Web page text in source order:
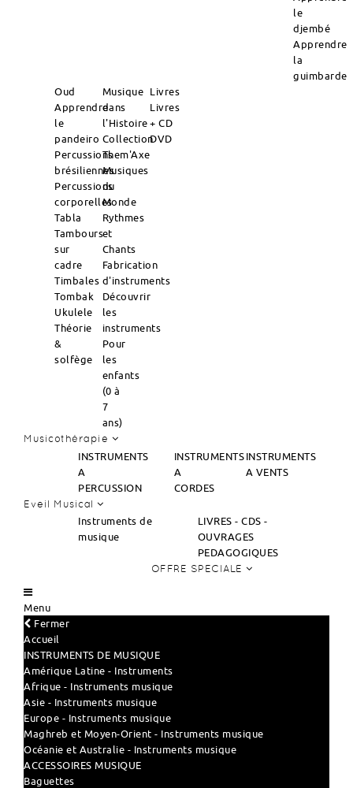
le
djembé
Apprendre
la
guimbarde
Oud
Apprendre
le
pandeiro
Percussions
brésiliennes
Percussions
corporelles
Tabla
Tambours
sur
cadre
Timbales
Tombak
Ukulele
Théorie
&
solfège
Musique
dans
l'Histoire
Collection
Them'Axe
Musiques
du
Monde
Rythmes
et
Chants
Fabrication
d'instruments
Découvrir
les
instruments
Pour
les
enfants
(0 à
7
ans)
Livres
Livres
+ CD
DVD
Musicothérapie
INSTRUMENTS
A
PERCUSSION
INSTRUMENTS
A
CORDES
INSTRUMENTS
A VENTS
Eveil Musical
Instruments de
musique
LIVRES - CDS -
OUVRAGES
PEDAGOGIQUES
OFFRE SPECIALE
Menu
Fermer
Accueil
INSTRUMENTS DE MUSIQUE
Amérique Latine - Instruments
Afrique - Instruments musique
Asie - Instruments musique
Europe - Instruments musique
Maghreb et Moyen-Orient - Instruments musique
Océanie et Australie - Instruments musique
ACCESSOIRES MUSIQUE
Baguettes